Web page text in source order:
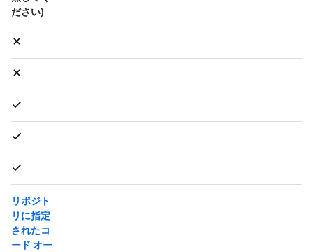
ださい)
リポジト
リに指定
されたコ
ード オー